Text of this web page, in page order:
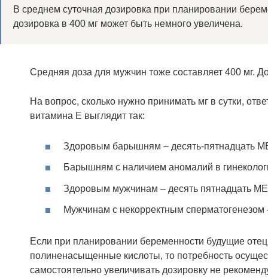
В среднем суточная дозировка при планировании
дозировка в 400 мг может быть немного увеличена.
Средняя доза для мужчин тоже составляет 400 мг.
На вопрос, сколько нужно принимать мг в сутки,
витамина Е выглядит так:
Здоровым барышням – десять-пятнадцать
Барышням с наличием аномалий в
Здоровым мужчинам – десять пятнадцать
Мужчинам с некорректным сперматогенезом
Если при планировании беременности будущие
полиненасыщенные кислоты, то потребность
самостоятельно увеличивать дозировку не